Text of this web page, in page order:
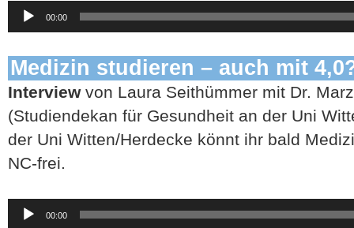
Audio-
Player
00:00
Medizin studieren – auch mit
Interviewvon Laura Seithümmer mit Dr.
(Studiendekan für Gesundheit an der Uni
der Uni Witten/Herdecke könnt ihr bald
NC-frei.
Audio-
Player
00:00